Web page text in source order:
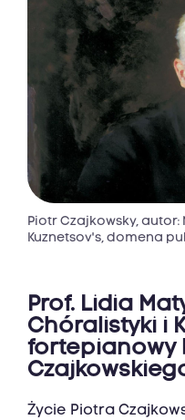
Piotr Czajkowsky,
Kuznetsov's, domena
Prof. Lidia
Chóralistyki i
fortepianowy
Życie Piotra